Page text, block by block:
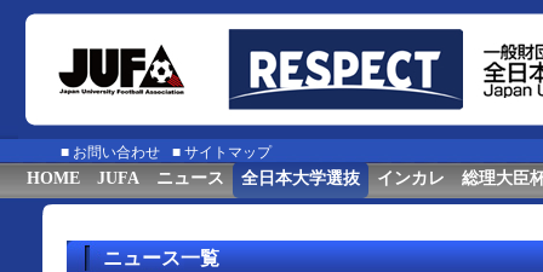
■ お問い合わせ ■ サイトマップ
HOME JUFA ニュース 全日本大学選抜 インカレ 総理大臣
ニュース一覧